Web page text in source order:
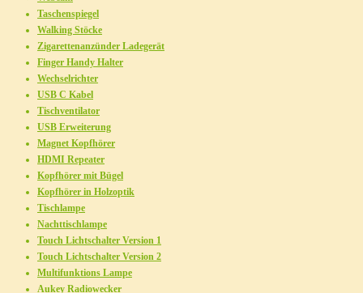
Taschenspiegel
Walking Stöcke
Zigarettenanzünder Ladegerät
Finger Handy Halter
Wechselrichter
USB C Kabel
Tischventilator
USB Erweiterung
Magnet Kopfhörer
HDMI Repeater
Kopfhörer mit Bügel
Kopfhörer in Holzoptik
Tischlampe
Nachttischlampe
Touch Lichtschalter Version 1
Touch Lichtschalter Version 2
Multifunktions Lampe
Aukey Radiowecker